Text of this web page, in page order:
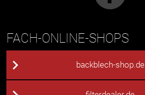
FACH-ONLINE-SHOPS
backblech-shop.de